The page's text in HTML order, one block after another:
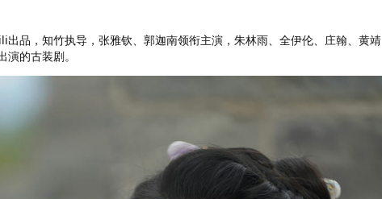
出品，知竹执导，张雅钦、郭迦南领衔主演，朱林雨、全伊伦、庄翰、黄靖
的古装剧。